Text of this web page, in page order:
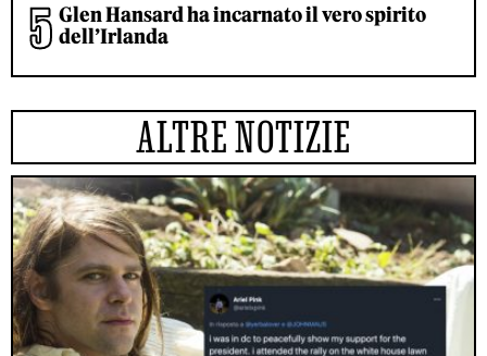
Glen Hansard ha incarnato il vero spirito
dell’Irlanda
ALTRE NOTIZIE